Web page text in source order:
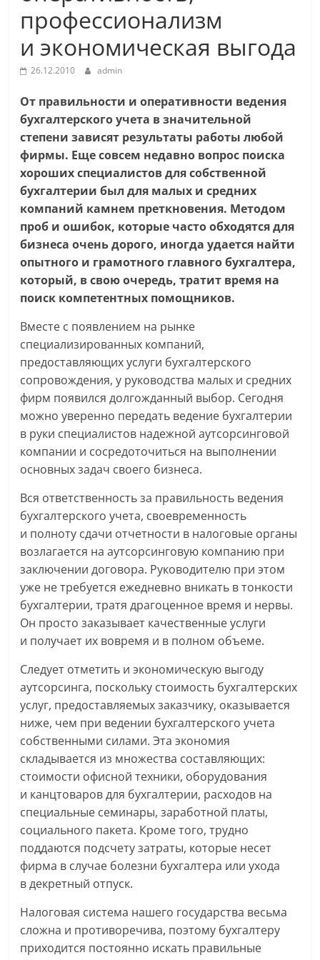
профессионализм
и экономическая выгода
26.12.2010 admin
От правильности и оперативности ведения
бухгалтерского учета в значительной
степени зависят результаты работы любой
фирмы. Еще совсем недавно вопрос поиска
хороших специалистов для собственной
бухгалтерии был для малых и средних
компаний камнем преткновения. Методом
проб и ошибок, которые часто обходятся для
бизнеса очень дорого, иногда удается найти
опытного и грамотного главного бухгалтера,
который, в свою очередь, тратит время на
поиск компетентных помощников.
Вместе с появлением на рынке
специализированных компаний,
предоставляющих услуги бухгалтерского
сопровождения, у руководства малых и средних
фирм появился долгожданный выбор. Сегодня
можно уверенно передать ведение бухгалтерии
в руки специалистов надежной аутсорсинговой
компании и сосредоточиться на выполнении
основных задач своего бизнеса.
Вся ответственность за правильность ведения
бухгалтерского учета, своевременность
и полноту сдачи отчетности в налоговые органы
возлагается на аутсорсинговую компанию при
заключении договора. Руководителю при этом
уже не требуется ежедневно вникать в тонкости
бухгалтерии, тратя драгоценное время и нервы.
Он просто заказывает качественные услуги
и получает их вовремя и в полном объеме.
Следует отметить и экономическую выгоду
аутсорсинга, поскольку стоимость бухгалтерских
услуг, предоставляемых заказчику, оказывается
ниже, чем при ведении бухгалтерского учета
собственными силами. Эта экономия
складывается из множества составляющих:
стоимости офисной техники, оборудования
и канцтоваров для бухгалтерии, расходов на
специальные семинары, заработной платы,
социального пакета. Кроме того, трудно
поддаются подсчету затраты, которые несет
фирма в случае болезни бухгалтера или ухода
в декретный отпуск.
Налоговая система нашего государства весьма
сложна и противоречива, поэтому бухгалтеру
приходится постоянно искать правильные